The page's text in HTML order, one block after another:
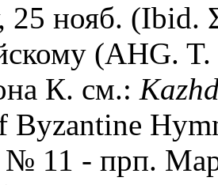
25 нояб.
(АHG. T.
К. см.:
Byzantine
№ 11 - прп.